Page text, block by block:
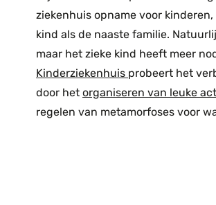
ziekenhuis opname voor
kind als de naaste familie.
maar het zieke kind heeft meer
Kinderziekenhuis probeert het
door het organiseren van leuke
regelen van metamorfoses voor